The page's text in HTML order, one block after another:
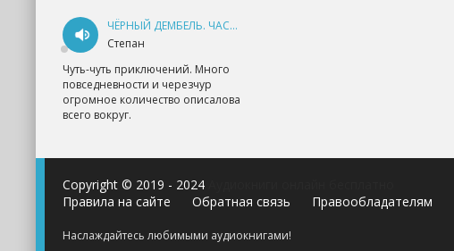
ЧЁРНЫЙ ДЕМБЕЛЬ. ЧАСТЬ 1 - АНДРЕЙ ФЕДИН
Степан
Чуть-чуть приключений. Много
повседневности и черезчур
огромное количество описалова
всего вокруг.
Copyright © 2019 - 2024
Правила на сайте
Обратная связь Правообладателям
Наслаждайтесь любимыми аудиокнигами!